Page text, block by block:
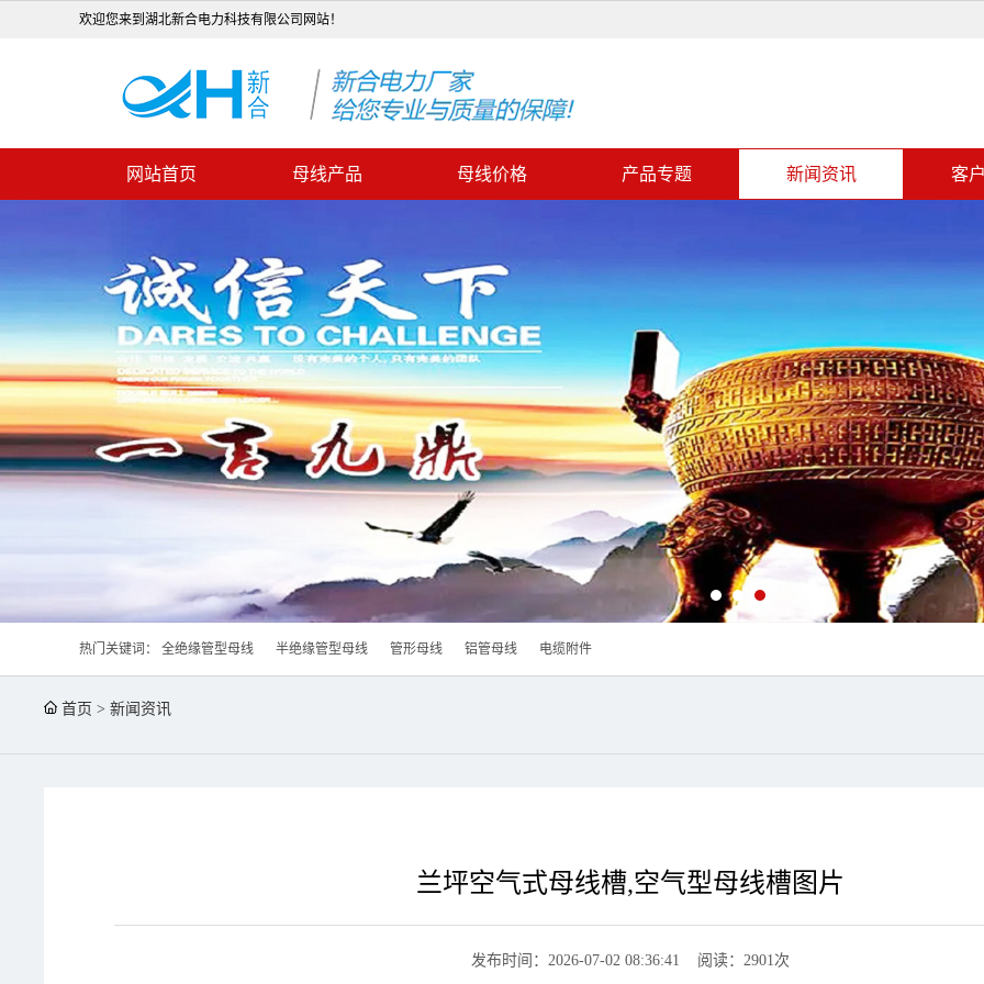
欢迎您来到湖北新合电力科技有限公司网站！
网站首页 母线产品 母线价格 产品专题 新闻资讯 客
热门关键词： 全绝缘管型母线 半绝缘管型母线 管形母线 铝管母线 电缆附件
首页 >新闻资讯
兰坪空气式母线槽,空气型母线槽图片
发布时间：2026-07-02 08:36:41 阅读：2901次